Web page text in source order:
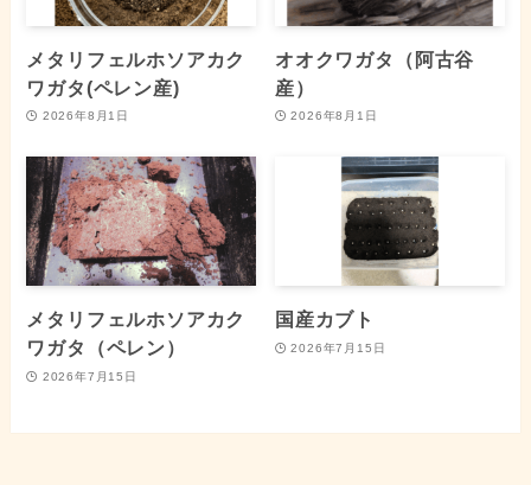
メタリフェルホソアカク
ワガタ(ペレン産)
2026年8月1日
オオクワガタ（阿古谷
産）
2026年8月1日
メタリフェルホソアカク
ワガタ（ペレン）
2026年7月15日
国産カブト
2026年7月15日